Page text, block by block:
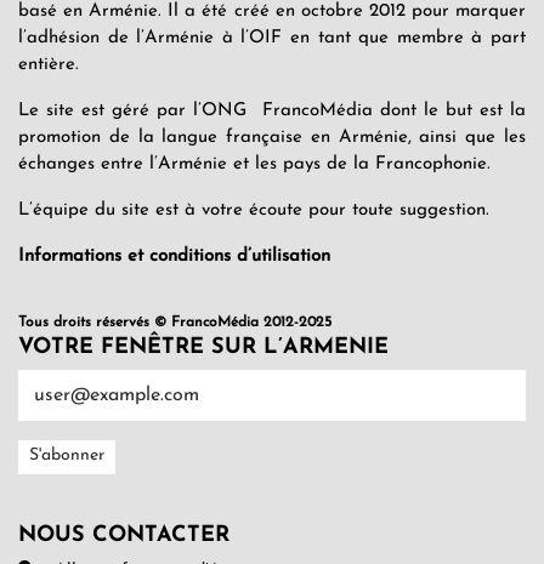
basé en Arménie. Il a été créé en octobre 2012 pour marquer
l’adhésion de l’Arménie à l’OIF en tant que membre à part
entière.
Le site est géré par l’ONG FrancoMédia dont le but est la
promotion de la langue française en Arménie, ainsi que les
échanges entre l’Arménie et les pays de la Francophonie.
L’équipe du site est à votre écoute pour toute suggestion.
Informations et conditions d’utilisation
Tous droits réservés © FrancoMédia 2012-2025
VOTRE FENÊTRE SUR L’ARMENIE
NOUS CONTACTER